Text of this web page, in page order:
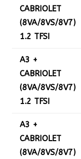
CABRIOLET
(8VA/8VS/8V7)
1.2 TFSI
A3 +
CABRIOLET
(8VA/8VS/8V7)
1.2 TFSI
A3 +
CABRIOLET
(8VA/8VS/8V7)